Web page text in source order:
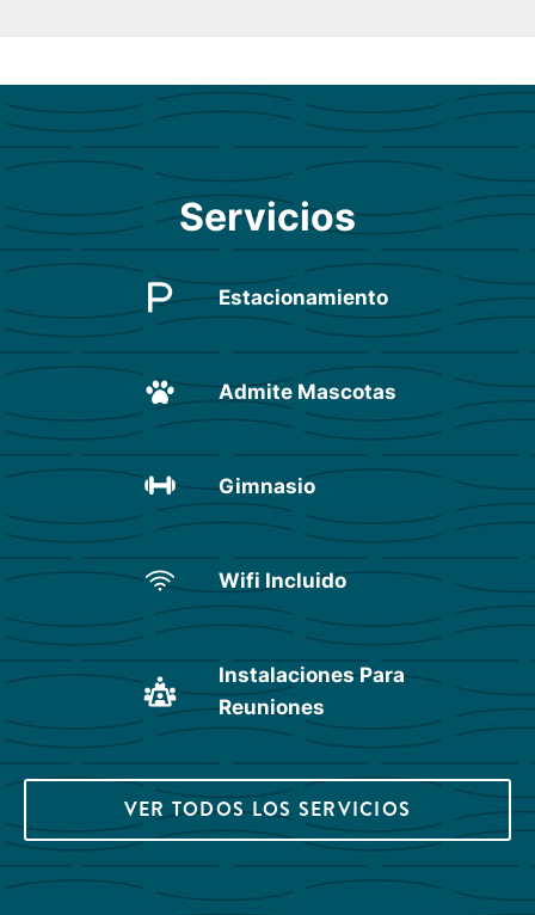
Servicios
Estacionamiento
Admite Mascotas
Gimnasio
Wifi Incluido
Instalaciones Para
Reuniones
VER TODOS LOS SERVICIOS